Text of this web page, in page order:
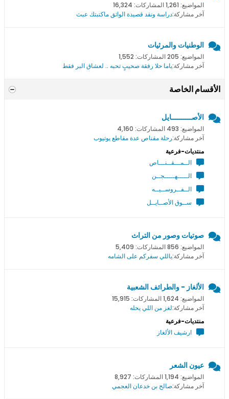
المواضيع: 1,261 المشاركات: 16,324
آخر مشاركة:دراسة ونقد قصيدة الواثق ماكتبتك عبث
الوطنيات والمرثيات
المواضيع: 205 المشاركات: 1,552
آخر مشاركة:ياما حلا رفقة صحيبٍ تحبه .. لعشاق البر فقط
الأقسام الخاصة
الأصــــــــــايل
المواضيع: 493 المشاركات: 4,160
آخر مشاركة:رحلة مقناص عدة مقاطع يوتيوب
منتديات-فرعية
الــمـــقــنـــاص
الـــــهـــــجــن
الــفــروســيــه
ســوق الأصــايــل
صوتيات وصور من التراث
المواضيع: 856 المشاركات: 5,409
آخر مشاركة:ياللي سفركم على الشامه
الألغاز - والطرائف الشعبية
المواضيع: 1,624 المشاركات: 15,915
آخر مشاركة:لغز من اللي يحله
منتديات-فرعية
ارشيف الألغاز
عيون الشعر
المواضيع: 1,194 المشاركات: 8,927
آخر مشاركة:صالح بن خدعان العجمي